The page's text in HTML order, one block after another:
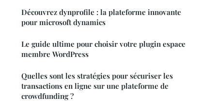
Découvrez dynprofile : la plateforme innovante
pour microsoft dynamics
Le guide ultime pour choisir votre plugin espace
membre WordPress
Quelles sont les stratégies pour sécuriser les
transactions en ligne sur une plateforme de
crowdfunding ?